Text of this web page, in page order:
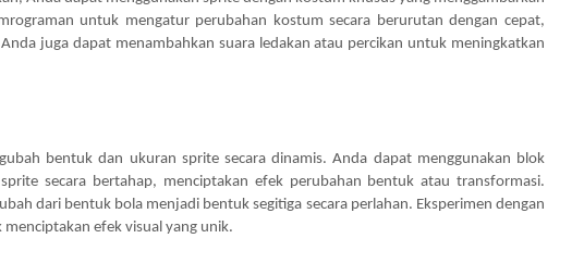
untuk mengatur perubahan kostum secara berurutan dengan cepat,
juga dapat menambahkan suara ledakan atau percikan untuk meningkatkan
bentuk dan ukuran sprite secara dinamis. Anda dapat menggunakan blok
secara bertahap, menciptakan efek perubahan bentuk atau transformasi.
dari bentuk bola menjadi bentuk segitiga secara perlahan. Eksperimen dengan
efek visual yang unik.